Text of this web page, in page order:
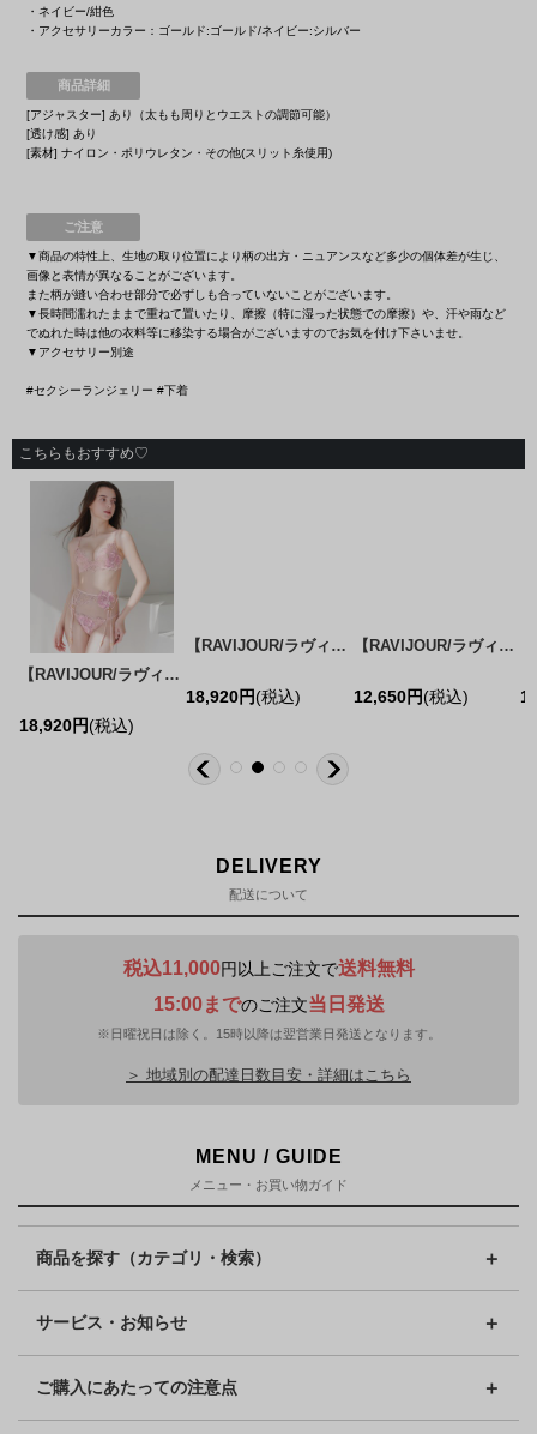
・ネイビー/紺色
・アクセサリーカラー：ゴールド:ゴールド/ネイビー:シルバー
商品詳細
[アジャスター] あり（太もも周りとウエストの調節可能）
[透け感] あり
[素材] ナイロン・ポリウレタン・その他(スリット糸使用)
ご注意
▼商品の特性上、生地の取り位置により柄の出方・ニュアンスなど多少の個体差が生じ、
画像と表情が異なることがございます。
また柄が縫い合わせ部分で必ずしも合っていないことがございます。
▼長時間濡れたままで重ねて置いたり、摩擦（特に湿った状態での摩擦）や、汗や雨など
でぬれた時は他の衣料等に移染する場合がございますのでお気を付け下さいませ。
▼アクセサリー別途
#セクシーランジェリー #下着
こちらもおすすめ♡
【RAVIJOUR/ラヴィジュール】ラビリンス グラマーアップ ブラ / ランジェリー / セクシーランジェリー / 下着 / L038920-S / L039021-T / L039162/【OF08】
18,920円 (税込)
DELIVERY
配送について
15:00まで のご注文当日発送
MENU / GUIDE
メニュー・お買い物ガイド